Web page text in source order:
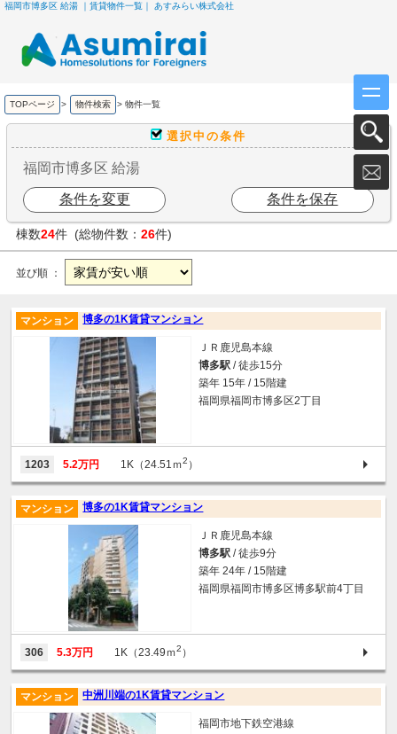
福岡市博多区 給湯 ｜賃貸物件一覧｜ あすみらい株式会社
TOPページ > 物件検索 > 物件一覧
選択中の条件
福岡市博多区 給湯
条件を変更 条件を保存
棟数24件 (総物件数： 26件)
並び順 ：
博多の1K賃貸マンション
マンション
ＪＲ鹿児島本線
博多駅 / 徒歩15分
築年 15年 / 15階建
福岡県福岡市博多区2丁目
1203 5.2万円 1K（24.51ｍ2 ）
博多の1K賃貸マンション
マンション
ＪＲ鹿児島本線
博多駅 / 徒歩9分
築年 24年 / 15階建
福岡県福岡市博多区博多駅前4丁目
306 5.3万円 1K（23.49ｍ2 ）
中洲川端の1K賃貸マンション
マンション
福岡市地下鉄空港線